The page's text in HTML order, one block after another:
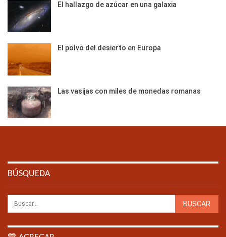
El hallazgo de azúcar en una galaxia
El polvo del desierto en Europa
Las vasijas con miles de monedas romanas
BÚSQUEDA